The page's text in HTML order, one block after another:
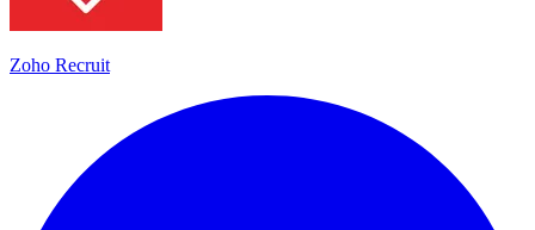
Zoho Recruit